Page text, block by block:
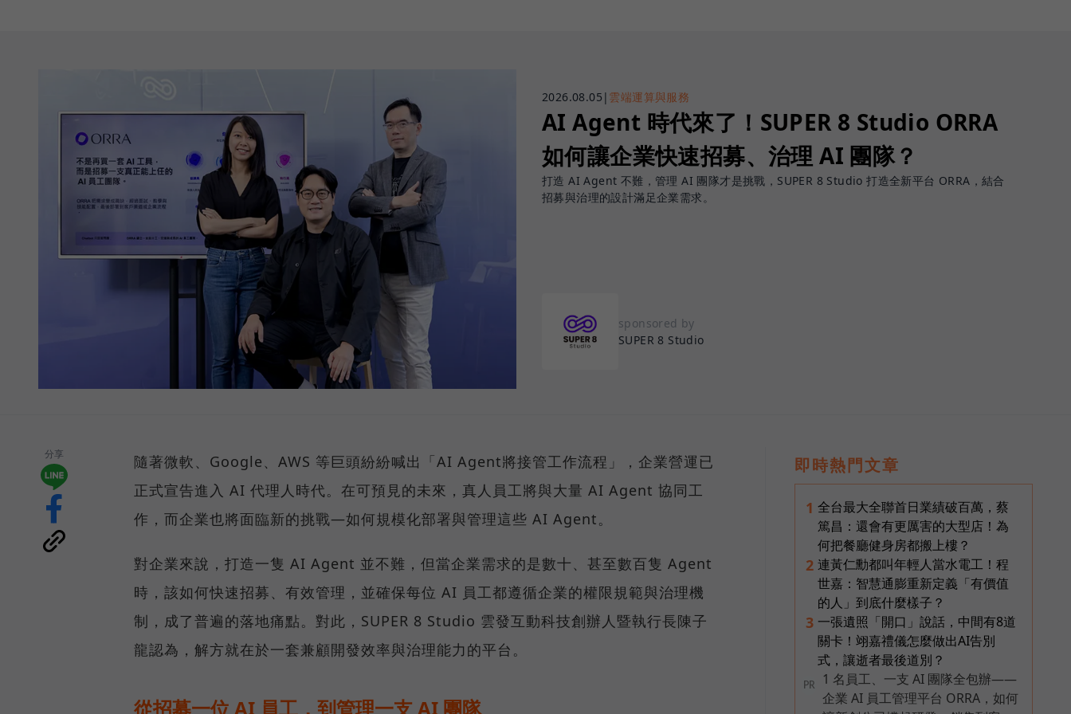
2026.08.05 | 雲端運算與服務
AI Agent 時代來了！SUPER 8 Studio ORRA
如何讓企業快速招募、治理 AI 團隊？
打造 AI Agent 不難，管理 AI 團隊才是挑戰，SUPER 8 Studio 打造全新平台 ORRA，結合
招募與治理的設計滿足企業需求。
sponsored by
SUPER 8 Studio
分享
隨著微軟、Google、AWS 等巨頭紛紛喊出「AI Agent將接管工作流程」，企業營運已
正式宣告進入 AI 代理人時代。在可預見的未來，真人員工將與大量 AI Agent 協同工
作，而企業也將面臨新的挑戰—如何規模化部署與管理這些 AI Agent。
對企業來說，打造一隻 AI Agent 並不難，但當企業需求的是數十、甚至數百隻 Agent
時，該如何快速招募、有效管理，並確保每位 AI 員工都遵循企業的權限規範與治理機
制，成了普遍的落地痛點。對此，SUPER 8 Studio 雲發互動科技創辦人暨執行長陳子
龍認為，解方就在於一套兼顧開發效率與治理能力的平台。
從招募一位 AI 員工，到管理一支 AI 團隊
即時熱門文章
1 全台最大全聯首日業績破百萬，蔡
篤昌：還會有更厲害的大型店！為
何把餐廳健身房都搬上樓？
2 連黃仁勳都叫年輕人當水電工！程
世嘉：智慧通膨重新定義「有價值
的人」到底什麼樣子？
3 一張遺照「開口」說話，中間有8道
關卡！翊嘉禮儀怎麼做出AI告別
式，讓逝者最後道別？
PR
1 名員工、一支 AI 團隊全包辦——
企業 AI 員工管理平台 ORRA，如何